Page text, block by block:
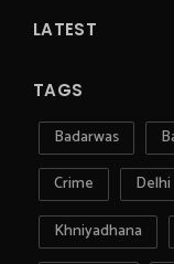
LATEST
TAGS
Badarwas
Crime
Delhi
Khniyadhana